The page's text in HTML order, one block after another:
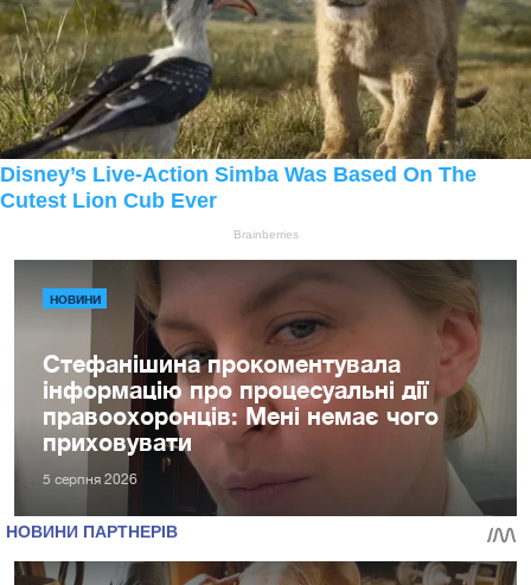
НОВИНИ
Стефанішина прокоментувала
інформацію про процесуальні дії
правоохоронців: Мені немає чого
приховувати
5 серпня 2026